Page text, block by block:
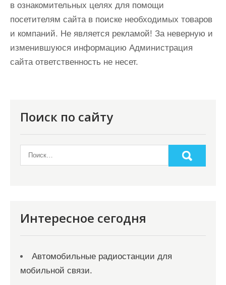
в ознакомительных целях для помощи
посетителям сайта в поиске необходимых товаров
и компаний. Не является рекламой! За неверную и
изменившуюся информацию Администрация
сайта ответственность не несет.
Поиск по сайту
Интересное сегодня
Автомобильные радиостанции для
мобильной связи.